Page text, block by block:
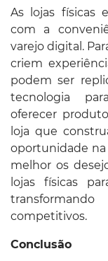
As lojas físicas
com a
varejo digital.
criem
podem ser
tecnologia
oferecer
loja que
oportunidade
melhor os
lojas físicas
competitivos.
Conclusão